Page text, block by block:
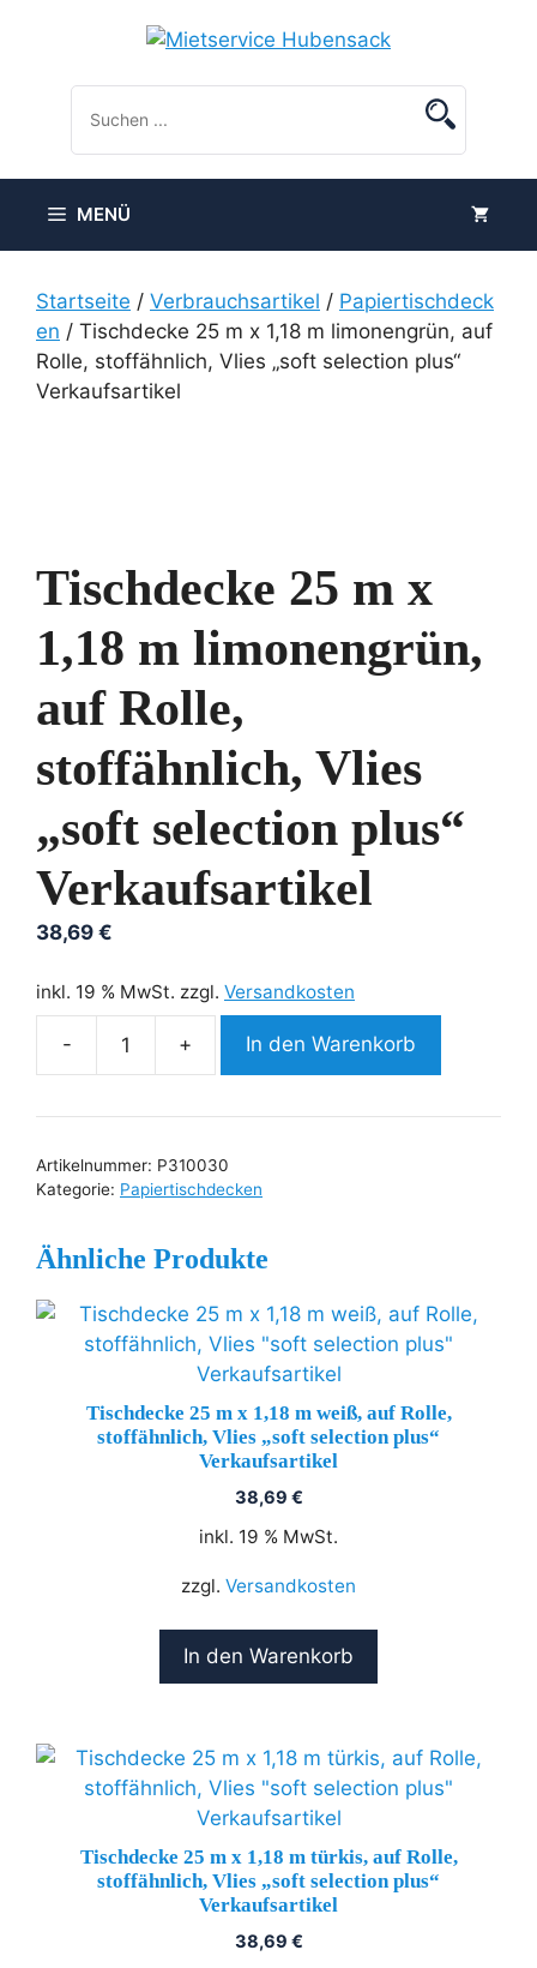
MENÜ
Startseite / Verbrauchsartikel / Papiertischdeck
en / Tischdecke 25 m x 1,18 m limonengrün, auf
Rolle, stoffähnlich, Vlies „soft selection plus“
Verkaufsartikel
Tischdecke 25 m x
1,18 m limonengrün,
auf Rolle,
stoffähnlich, Vlies
„soft selection plus“
Verkaufsartikel
38,69 €
inkl. 19 % MwSt. zzgl. Versandkosten
Tischdecke
m
1,18
auf
stoffähnlich,
Vlies
"soft
selection
plus"
Menge
In den Warenkorb
Artikelnummer: P310030
Kategorie: Papiertischdecken
Ähnliche Produkte
Tischdecke 25 m x 1,18 m weiß, auf Rolle,
stoffähnlich, Vlies „soft selection plus“
Verkaufsartikel
38,69 €
inkl. 19 % MwSt.
zzgl. Versandkosten
In den Warenkorb
Tischdecke 25 m x 1,18 m türkis, auf Rolle,
stoffähnlich, Vlies „soft selection plus“
Verkaufsartikel
38,69 €